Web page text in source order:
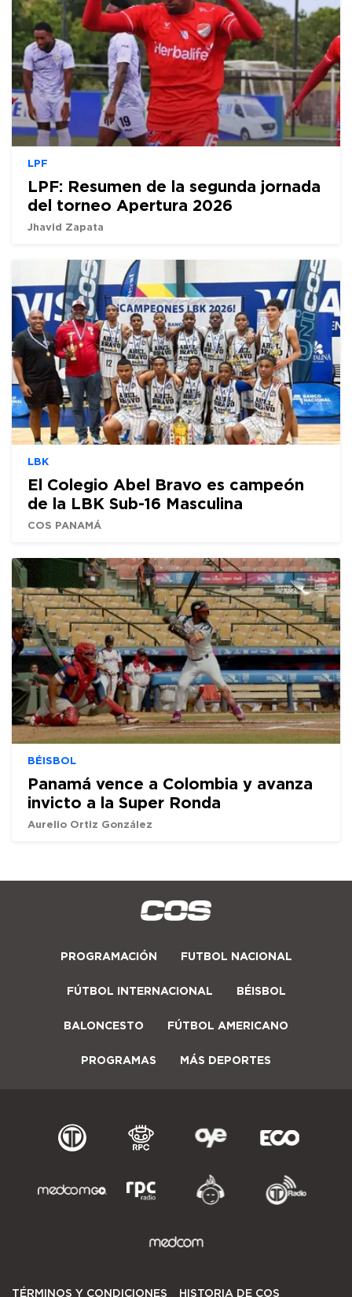
LPF
LPF: Resumen de la segunda jornada
del torneo Apertura 2026
Jhavid Zapata
LBK
El Colegio Abel Bravo es campeón
de la LBK Sub-16 Masculina
COS PANAMÁ
BÉISBOL
Panamá vence a Colombia y avanza
invicto a la Super Ronda
Aurelio Ortiz González
PROGRAMACIÓN FUTBOL NACIONAL
FÚTBOL INTERNACIONAL BÉISBOL
BALONCESTO FÚTBOL AMERICANO
PROGRAMAS MÁS DEPORTES
TÉRMINOS Y CONDICIONES HISTORIA DE COS